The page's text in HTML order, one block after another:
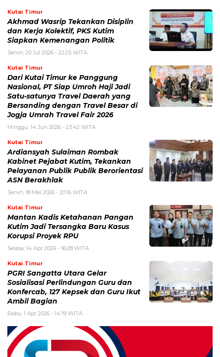
Kutai Timur
Akhmad Wasrip Tekankan Disiplin
dan Kerja Kolektif, PKS Kutim
Siapkan Kemenangan Politik
Senin, 20 Jul 2026 - 22:25 WITA
Kutai Timur
Dari Kutai Timur ke Panggung
Nasional, PT Siap Umroh Haji Jadi
Satu-satunya Travel Daerah yang
Bersanding dengan Travel Besar di
Jogja Umrah Travel Fair 2026
Minggu, 14 Jun 2026 - 23:42 WITA
Kutai Timur
Ardiansyah Sulaiman Rombak
Kabinet Pejabat Kutim, Tekankan
Pelayanan Publik Publik Berorientasi
ASN Berakhlak
Senin, 18 Mei 2026 - 20:16 WITA
Kutai Timur
Mantan Kadis Ketahanan Pangan
Kutim Jadi Tersangka Baru Kasus
Korupsi Proyek RPU
Selasa, 14 Apr 2026 - 16:28 WITA
Kutai Timur
PGRI Sangatta Utara Gelar
Sosialisasi Perlindungan Guru dan
Konfercab, 127 Kepsek dan Guru Ikut
Ambil Bagian
Rabu, 1 Apr 2026 - 14:19 WITA